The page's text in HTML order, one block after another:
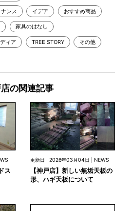
ンス イデア おすすめ商品
家具のはなし
ィア TREE STORY その他
の関連記事
ス
更新日 : 2026年03月04日 | NEWS
【神戸店】新しい無垢天板の
形、ハギ天板について